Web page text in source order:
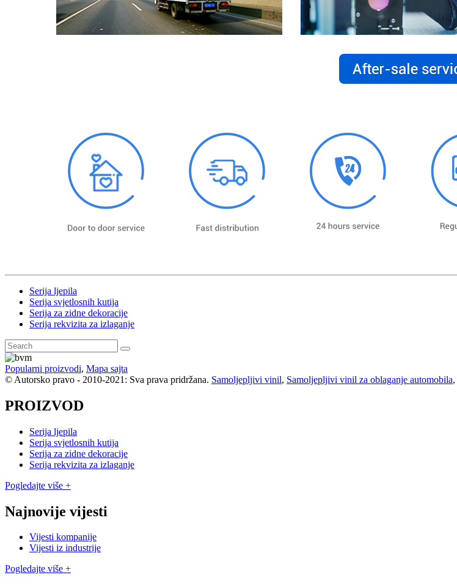
Serija ljepila
Serija svjetlosnih kutija
Serija za zidne dekoracije
Serija rekvizita za izlaganje
Popularni proizvodi, Mapa sajta
© Autorsko pravo - 2010-2021: Sva prava pridržana. Samoljepljivi vinil, Samoljepljivi vinil za oblaganje automobila,
PROIZVOD
Serija ljepila
Serija svjetlosnih kutija
Serija za zidne dekoracije
Serija rekvizita za izlaganje
Pogledajte više +
Najnovije vijesti
Vijesti kompanije
Vijesti iz industrije
Pogledajte više +